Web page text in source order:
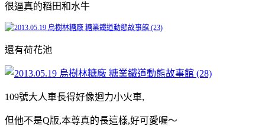
很逼真的稻田和水牛
還有荷花池
109號大人車長得好像迴力小火車,
但他不是Q版,本尊真的長這樣,好可愛喔～